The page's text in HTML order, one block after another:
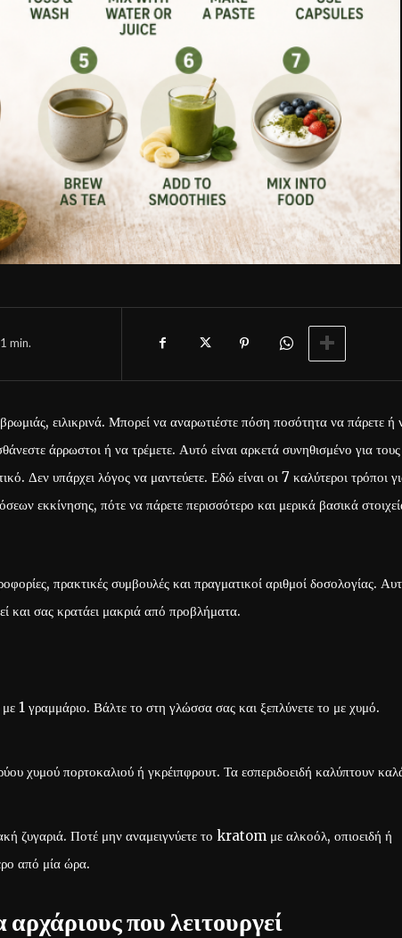
min.
ειλικρινά. Μπορεί να αναρωτιέστε πόση ποσότητα να πάρετε ή
άρρωστοι ή να τρέμετε. Αυτό είναι αρκετά συνηθισμένο για τους
Δεν υπάρχει λόγος να μαντεύετε. Εδώ είναι οι 7 καλύτεροι τρόποι
εκκίνησης, πότε να πάρετε περισσότερο και μερικά βασικά
πρακτικές συμβουλές και πραγματικοί αριθμοί δοσολογίας.
και σας κρατάει μακριά από προβλήματα.
1 γραμμάριο. Βάλτε το στη γλώσσα σας και ξεπλύνετε το με χυμό.
χυμού πορτοκαλιού ή γκρέιπφρουτ. Τα εσπεριδοειδή καλύπτουν
ζυγαριά. Ποτέ μην αναμειγνύετε το kratom με αλκοόλ, οπιοειδή ή
από μία ώρα.
που λειτουργεί